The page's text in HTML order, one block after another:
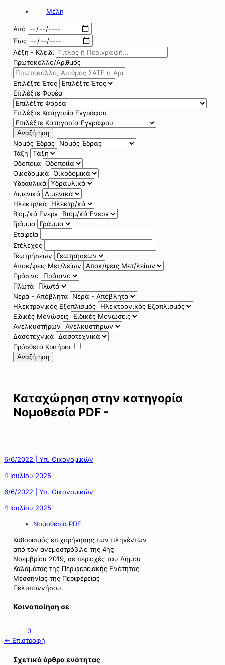
Μέλη
Από
Έως
Λέξη - Κλειδί
Πρωτοκολλο/Αριθμός
Επιλέξτε Έτος
Επιλέξτε Φορέα
Επιλέξτε Κατηγορία Εγγράφου
Αναζήτηση
Νομός Έδρας
Τάξη
Οδοποιία
Οικοδομικά
Υδραυλικά
Λιμενικά
Ηλεκτρ/κά
Βιομ/κά Ενεργ
Γράμμα
Εταιρεία
Στέλεχος
Γεωτρήσεων
Αποκ/ψεις Μετ/λείων
Πράσινο
Πλωτά
Νερά - Απόβλητα
Ηλεκτρονικός Εξοπλισμός
Ειδικές Μονώσεις
Ανελκυστήρων
Δασοτεχνικά
Πρόσθετα Κριτήρια
Αναζήτηση
Καταχώρηση στην κατηγορία
Νομοθεσία PDF -
6/6/2022 | Υπ. Οικονομικών
4 Ιουλίου 2025
6/6/2022 | Υπ. Οικονομικών
4 Ιουλίου 2025
Νομοθεσία PDF
Καθορισμός επιχορήγησης των πληγέντων
από τον ανεμοστρόβιλο της 4ης
Νοεμβρίου 2019, σε περιοχές του Δήμου
Καλαμάτας της Περιφερειακής Ενότητας
Μεσσηνίας της Περιφέρειας
Πελοποννήσου.
Κοινοποίηση σε
0
← Επιστροφή
Σχετικά άρθρα ενότητας